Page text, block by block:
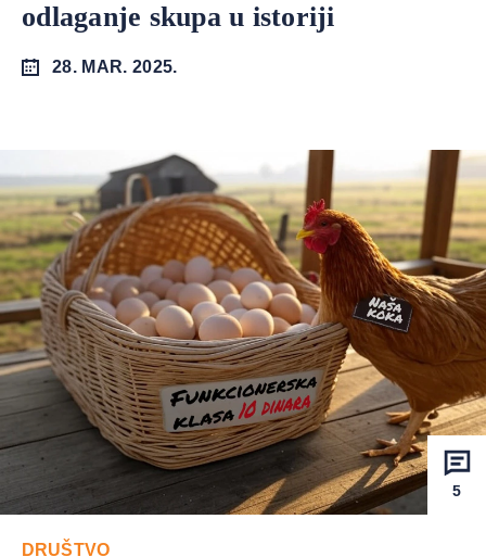
odlaganje skupa u istoriji
28. MAR. 2025.
5
DRUŠTVO